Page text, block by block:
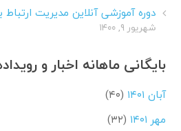
دوره آموزشی آنلاین مدیریت
شهریور ۹, ۱۴۰۰
بایگانی ماهانه اخبار و
آبان ۱۴۰۱
(۴۰)
مهر ۱۴۰۱
(۳۲)